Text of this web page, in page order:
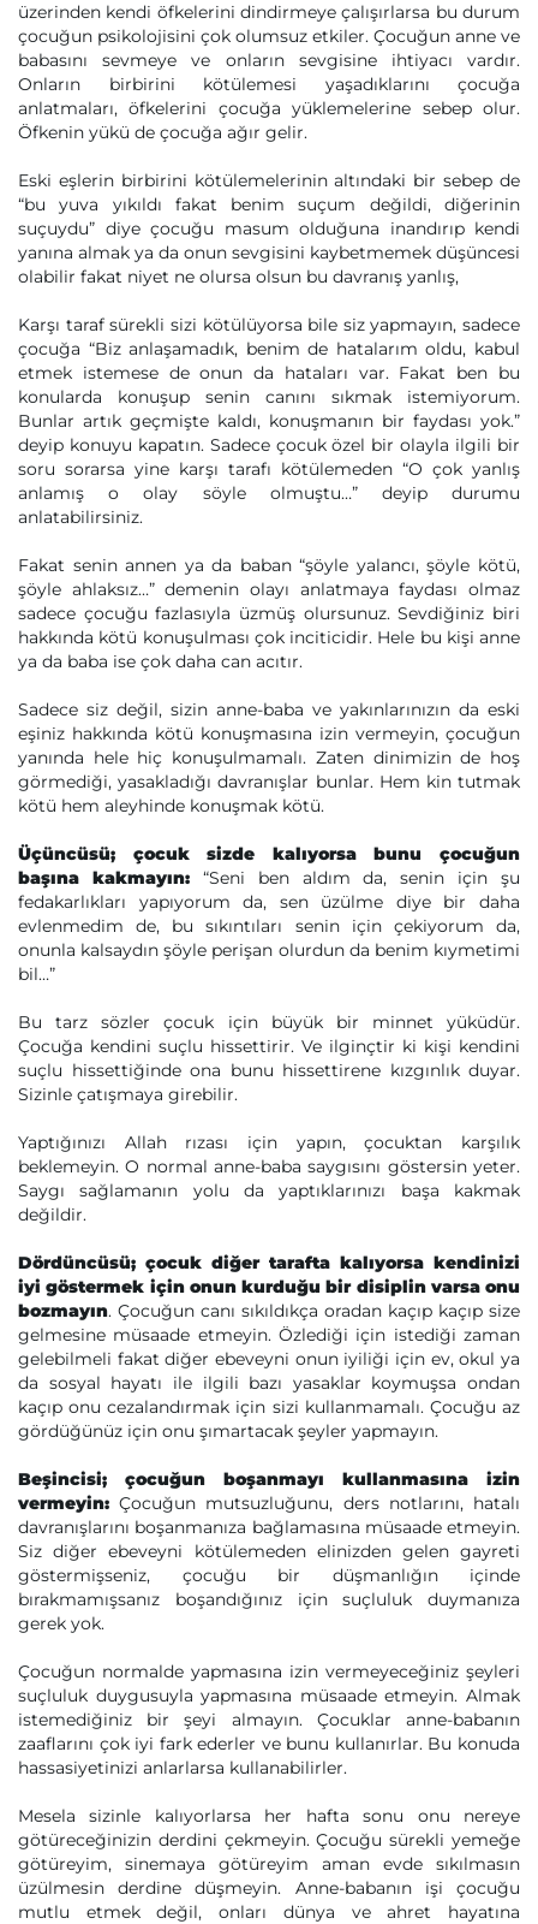
üzerinden kendi öfkelerini dindirmeye çalışırlarsa bu durum
çocuğun psikolojisini çok olumsuz etkiler. Çocuğun anne ve
babasını sevmeye ve onların sevgisine ihtiyacı vardır.
Onların birbirini kötülemesi yaşadıklarını çocuğa
anlatmaları, öfkelerini çocuğa yüklemelerine sebep olur.
Öfkenin yükü de çocuğa ağır gelir.
Eski eşlerin birbirini kötülemelerinin altındaki bir sebep de
“bu yuva yıkıldı fakat benim suçum değildi, diğerinin
suçuydu” diye çocuğu masum olduğuna inandırıp kendi
yanına almak ya da onun sevgisini kaybetmemek düşüncesi
olabilir fakat niyet ne olursa olsun bu davranış yanlış,
Karşı taraf sürekli sizi kötülüyorsa bile siz yapmayın, sadece
çocuğa “Biz anlaşamadık, benim de hatalarım oldu, kabul
etmek istemese de onun da hataları var. Fakat ben bu
konularda konuşup senin canını sıkmak istemiyorum.
Bunlar artık geçmişte kaldı, konuşmanın bir faydası yok.”
deyip konuyu kapatın. Sadece çocuk özel bir olayla ilgili bir
soru sorarsa yine karşı tarafı kötülemeden “O çok yanlış
anlamış o olay söyle olmuştu…” deyip durumu
anlatabilirsiniz.
Fakat senin annen ya da baban “şöyle yalancı, şöyle kötü,
şöyle ahlaksız…” demenin olayı anlatmaya faydası olmaz
sadece çocuğu fazlasıyla üzmüş olursunuz. Sevdiğiniz biri
hakkında kötü konuşulması çok inciticidir. Hele bu kişi anne
ya da baba ise çok daha can acıtır.
Sadece siz değil, sizin anne-baba ve yakınlarınızın da eski
eşiniz hakkında kötü konuşmasına izin vermeyin, çocuğun
yanında hele hiç konuşulmamalı. Zaten dinimizin de hoş
görmediği, yasakladığı davranışlar bunlar. Hem kin tutmak
kötü hem aleyhinde konuşmak kötü.
Üçüncüsü; çocuk sizde kalıyorsa bunu çocuğun
başına kakmayın:“Seni ben aldım da, senin için şu
fedakarlıkları yapıyorum da, sen üzülme diye bir daha
evlenmedim de, bu sıkıntıları senin için çekiyorum da,
onunla kalsaydın şöyle perişan olurdun da benim kıymetimi
bil…”
Bu tarz sözler çocuk için büyük bir minnet yüküdür.
Çocuğa kendini suçlu hissettirir. Ve ilginçtir ki kişi kendini
suçlu hissettiğinde ona bunu hissettirene kızgınlık duyar.
Sizinle çatışmaya girebilir.
Yaptığınızı Allah rızası için yapın, çocuktan karşılık
beklemeyin. O normal anne-baba saygısını göstersin yeter.
Saygı sağlamanın yolu da yaptıklarınızı başa kakmak
değildir.
Dördüncüsü; çocuk diğer tarafta kalıyorsa kendinizi
iyi göstermek için onun kurduğu bir disiplin varsa onu
bozmayın. Çocuğun canı sıkıldıkça oradan kaçıp kaçıp size
gelmesine müsaade etmeyin. Özlediği için istediği zaman
gelebilmeli fakat diğer ebeveyni onun iyiliği için ev, okul ya
da sosyal hayatı ile ilgili bazı yasaklar koymuşsa ondan
kaçıp onu cezalandırmak için sizi kullanmamalı. Çocuğu az
gördüğünüz için onu şımartacak şeyler yapmayın.
Beşincisi; çocuğun boşanmayı kullanmasına izin
vermeyin:Çocuğun mutsuzluğunu, ders notlarını, hatalı
davranışlarını boşanmanıza bağlamasına müsaade etmeyin.
Siz diğer ebeveyni kötülemeden elinizden gelen gayreti
göstermişseniz, çocuğu bir düşmanlığın içinde
bırakmamışsanız boşandığınız için suçluluk duymanıza
gerek yok.
Çocuğun normalde yapmasına izin vermeyeceğiniz şeyleri
suçluluk duygusuyla yapmasına müsaade etmeyin. Almak
istemediğiniz bir şeyi almayın. Çocuklar anne-babanın
zaaflarını çok iyi fark ederler ve bunu kullanırlar. Bu konuda
hassasiyetinizi anlarlarsa kullanabilirler.
Mesela sizinle kalıyorlarsa her hafta sonu onu nereye
götüreceğinizin derdini çekmeyin. Çocuğu sürekli yemeğe
götüreyim, sinemaya götüreyim aman evde sıkılmasın
üzülmesin derdine düşmeyin. Anne-babanın işi çocuğu
mutlu etmek değil, onları dünya ve ahret hayatına